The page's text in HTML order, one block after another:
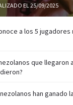
EL 25/09/2025
a los 5
que llegaron
han ganado